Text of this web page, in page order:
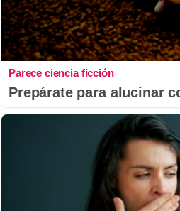
Parece ciencia ficción
Prepárate para alucinar